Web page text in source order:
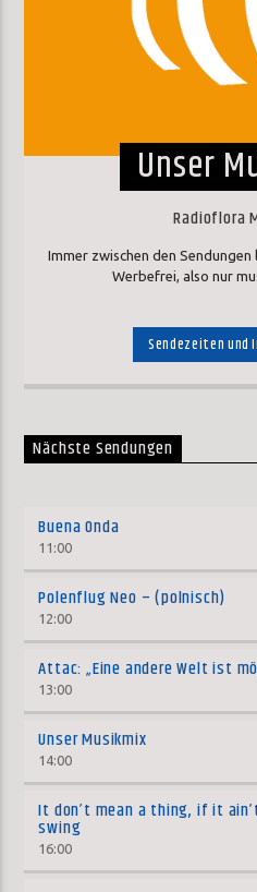
Unser
Radioflora
Immer zwischen den
Werbefrei, also nur
Sendezeiten und
Nächste Sendungen
Buena Onda
11:00
Polenflug Neo – (polnisch)
12:00
Attac: „Eine andere Welt ist
13:00
Unser Musikmix
14:00
It don’t mean a thing, if it
swing
16:00